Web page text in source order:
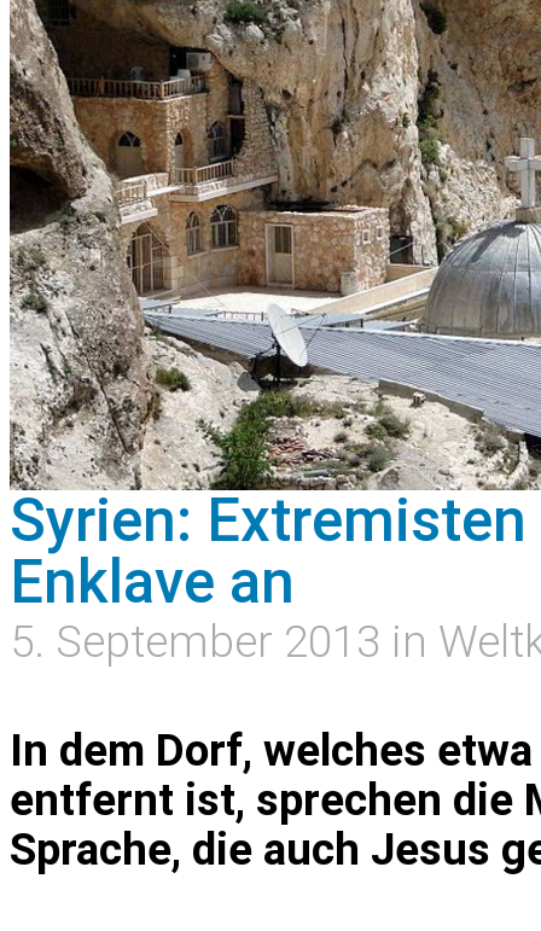
Syrien:
Enklave an
5. September 2013 in
In dem Dorf, welches
entfernt ist, sprechen die
Sprache, die auch Jesus